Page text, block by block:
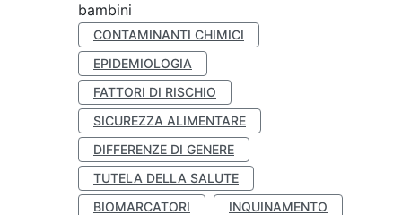
bambini
CONTAMINANTI CHIMICI
EPIDEMIOLOGIA
FATTORI DI RISCHIO
SICUREZZA ALIMENTARE
DIFFERENZE DI GENERE
TUTELA DELLA SALUTE
BIOMARCATORI
INQUINAMENTO